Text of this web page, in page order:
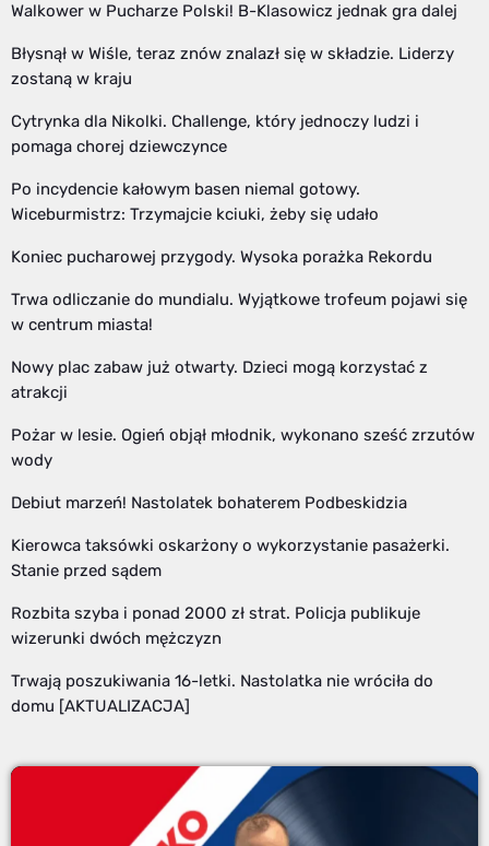
Walkower w Pucharze Polski! B-Klasowicz jednak gra dalej
Błysnął w Wiśle, teraz znów znalazł się w składzie. Liderzy
zostaną w kraju
Cytrynka dla Nikolki. Challenge, który jednoczy ludzi i
pomaga chorej dziewczynce
Po incydencie kałowym basen niemal gotowy.
Wiceburmistrz: Trzymajcie kciuki, żeby się udało
Koniec pucharowej przygody. Wysoka porażka Rekordu
Trwa odliczanie do mundialu. Wyjątkowe trofeum pojawi się
w centrum miasta!
Nowy plac zabaw już otwarty. Dzieci mogą korzystać z
atrakcji
Pożar w lesie. Ogień objął młodnik, wykonano sześć zrzutów
wody
Debiut marzeń! Nastolatek bohaterem Podbeskidzia
Kierowca taksówki oskarżony o wykorzystanie pasażerki.
Stanie przed sądem
Rozbita szyba i ponad 2000 zł strat. Policja publikuje
wizerunki dwóch mężczyzn
Trwają poszukiwania 16-letki. Nastolatka nie wróciła do
domu [AKTUALIZACJA]